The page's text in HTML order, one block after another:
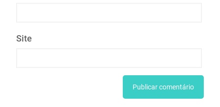
Site